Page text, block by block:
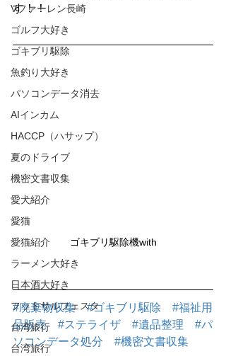
Vファーレン長崎
ゴルフ大好き
ゴキブリ駆除
魚釣り大好き
パソコンデータ消去
AIインカム
HACCP（ハサップ）
夏のドライブ
機密文書収集
愛犬紹介
愛猫
愛猫紹介
ラーメン大好き
日本酒大好き
フットサルフェスタ
台湾旅行
台湾旅行
す！！
ゴキブリ駆除機with
#廃棄物収集 #ゴキブリ駆除
#福祉用
品販売
#ステライザ #遺品整理
#パ
ソコンデータ処分
#機密文書収集